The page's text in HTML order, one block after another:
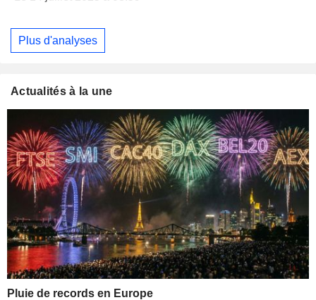
Plus d'analyses
Actualités à la une
Pluie de records en Europe